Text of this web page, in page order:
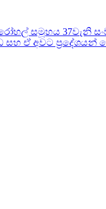
සමූහය 37වැනි
ඒ අවට ප‍්‍රදේශයන්